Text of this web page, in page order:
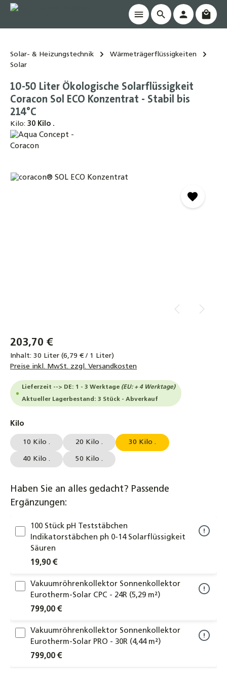
springen
Solar- & Heizungstechnik
Wärmeträgerflüssigkeiten
Solar
10-50 Liter Ökologische Solarflüssigkeit
Coracon Sol ECO Konzentrat - Stabil bis
214°C
Kilo: 30 Kilo .
Bildergalerie überspringen
203,70 €
Inhalt: 30 Liter (6,79 € / 1 Liter)
Preise inkl. MwSt. zzgl. Versandkosten
Lieferzeit --> DE: 1 - 3 Werktage (EU: + 4 Werktage)
Aktueller Lagerbestand: 3 Stück - Abverkauf
Kilo
10 Kilo . 20 Kilo . 30 Kilo .
40 Kilo . 50 Kilo .
Haben Sie an alles gedacht? Passende
Ergänzungen:
100 Stück pH Teststäbchen
Indikatorstäbchen ph 0-14 Solarflüssigkeit
Säuren
19,90 €
Vakuumröhrenkollektor Sonnenkollektor
Eurotherm-Solar CPC - 24R (5,29 m²)
799,00 €
Vakuumröhrenkollektor Sonnenkollektor
Eurotherm-Solar PRO - 30R (4,44 m²)
799,00 €